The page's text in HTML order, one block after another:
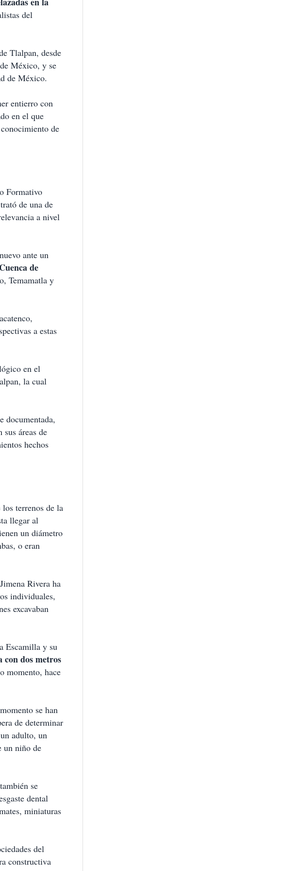
del
Tlalpan, desde
México, y se
de México.
entierro con
en el que
de
Formativo
de una de
a nivel
ante un
de
Temamatla y
a estas
en el
la cual
documentada,
áreas de
hechos
terrenos de la
llegar al
un diámetro
o eran
Rivera ha
individuales,
excavaban
Escamilla y su
dos metros
momento, hace
se han
de determinar
adulto, un
un niño de
se
dental
miniaturas
del
constructiva